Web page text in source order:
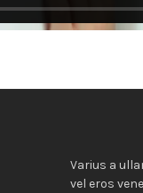
Varius a
vel eros